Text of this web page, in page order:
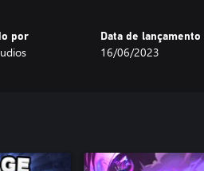
jogar por horas e horas!
por Data de lançamento
16/06/2023